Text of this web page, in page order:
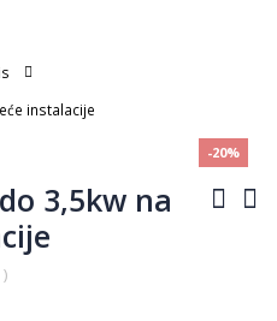
instalacije
-20%
3,5kw na